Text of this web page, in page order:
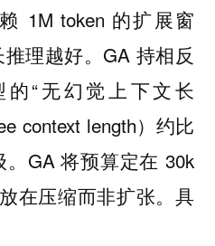
1M token 的扩展窗
理越好。GA 持相反
“无幻觉上下文长
context length）约比
GA 将预算定在 30k
在压缩而非扩张。具